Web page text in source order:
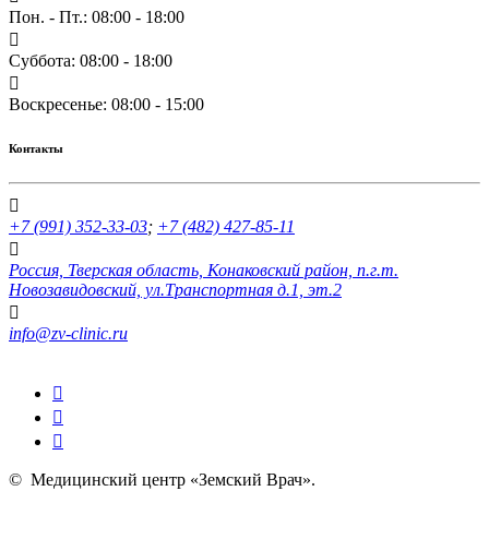
Пон. - Пт.: 08:00 - 18:00
Суббота: 08:00 - 18:00
Воскресенье: 08:00 - 15:00
Контакты
+7 (991) 352-33-03; +7 (482) 427-85-11
Россия, Тверская область, Конаковский район, п.г.т.
Новозавидовский, ул.Транспортная д.1, эт.2
info@zv-clinic.ru
© Медицинский центр «Земский Врач».